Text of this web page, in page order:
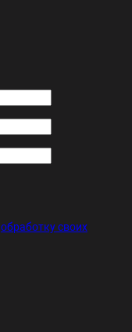
обработку своих